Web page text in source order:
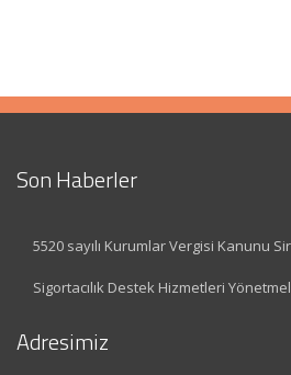
Son Haberler
5520 sayılı Kurumlar Vergisi Kanunu
Sigortacılık Destek Hizmetleri
Adresimiz